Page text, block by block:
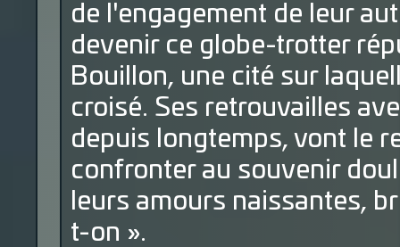
de l'engagement de leur
devenir ce globe-trotter
Bouillon, une cité sur
croisé. Ses retrouvailles
depuis longtemps, vont le
confronter au souvenir
leurs amours naissantes,
t-on ».